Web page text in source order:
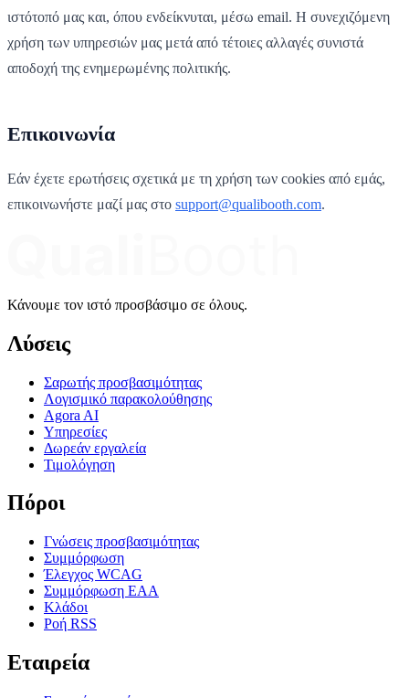
ιστότοπό μας και, όπου ενδείκνυται, μέσω email. Η συνεχιζόμενη
χρήση των υπηρεσιών μας μετά από τέτοιες αλλαγές συνιστά
αποδοχή της ενημερωμένης πολιτικής.
Επικοινωνία
Εάν έχετε ερωτήσεις σχετικά με τη χρήση των cookies από εμάς,
επικοινωνήστε μαζί μας στο support@qualibooth.com.
Κάνουμε τον ιστό προσβάσιμο σε όλους.
Λύσεις
Σαρωτής προσβασιμότητας
Λογισμικό παρακολούθησης
Agora AI
Υπηρεσίες
Δωρεάν εργαλεία
Τιμολόγηση
Πόροι
Γνώσεις προσβασιμότητας
Συμμόρφωση
Έλεγχος WCAG
Συμμόρφωση EAA
Κλάδοι
Ροή RSS
Εταιρεία